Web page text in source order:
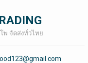
พ จัดส่งทั่วไทย